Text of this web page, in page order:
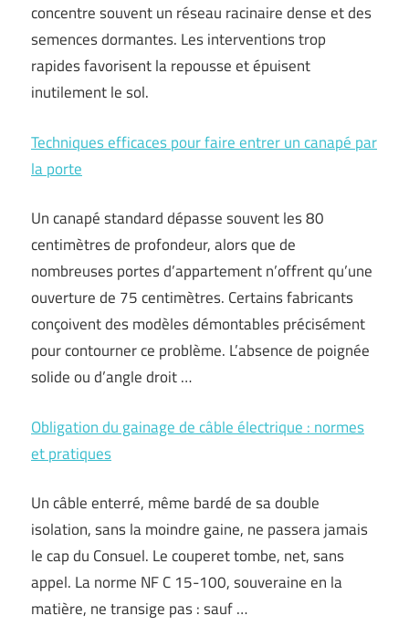
concentre souvent un réseau racinaire dense et des
semences dormantes. Les interventions trop
rapides favorisent la repousse et épuisent
inutilement le sol.
Techniques efficaces pour faire entrer un canapé par
la porte
Un canapé standard dépasse souvent les 80
centimètres de profondeur, alors que de
nombreuses portes d’appartement n’offrent qu’une
ouverture de 75 centimètres. Certains fabricants
conçoivent des modèles démontables précisément
pour contourner ce problème. L’absence de poignée
solide ou d’angle droit …
Obligation du gainage de câble électrique : normes
et pratiques
Un câble enterré, même bardé de sa double
isolation, sans la moindre gaine, ne passera jamais
le cap du Consuel. Le couperet tombe, net, sans
appel. La norme NF C 15-100, souveraine en la
matière, ne transige pas : sauf …